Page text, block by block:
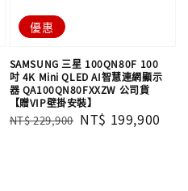
優惠
SAMSUNG 三星 100QN80F 100
吋 4K Mini QLED AI智慧連網顯示
器 QA100QN80FXXZW 公司貨
【贈VIP壁掛安裝】
Regular
NT$ 229,900 Sale
NT$ 199,900